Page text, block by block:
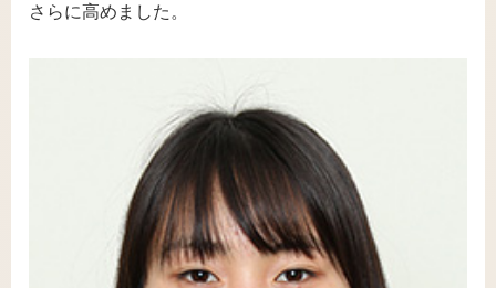
さらに高めました。